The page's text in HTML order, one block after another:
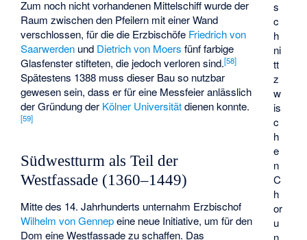
s
c
h
ni
tt
z
w
is
c
h
e
n
C
h
or
u
n
Zum noch nicht vorhandenen Mittelschiff wurde der
Raum zwischen den Pfeilern mit einer Wand
verschlossen, für die die Erzbischöfe Friedrich von
Saarwerden und Dietrich von Moers fünf farbige
Glasfenster stifteten, die jedoch verloren sind.[58]
Spätestens 1388 muss dieser Bau so nutzbar
gewesen sein, dass er für eine Messfeier anlässlich
der Gründung der Kölner Universitätdienen konnte.
[59]
Südwestturm als Teil der
Westfassade (1360–1449)
Mitte des 14. Jahrhunderts unternahm Erzbischof
Wilhelm von Gennepeine neue Initiative, um für den
Dom eine Westfassade zu schaffen. Das